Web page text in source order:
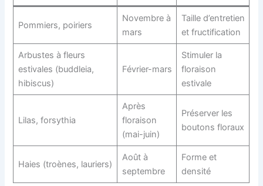
Pommiers, poiriers
Novembre à
mars
Taille d’entretien
et fructification
Arbustes à fleurs
estivales (buddleia,
hibiscus)
Février-mars
Stimuler la
floraison
estivale
Lilas, forsythia
Après
floraison
(mai-juin)
Préserver les
boutons floraux
Haies (troènes, lauriers)
Août à
septembre
Forme et
densité